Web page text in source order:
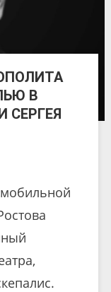
В
СЕРГЕЯ